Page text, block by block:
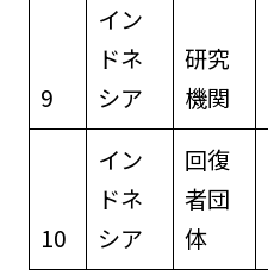
9
イン
ドネ
シア
研究
機関
10
イン
ドネ
シア
回復
者団
体